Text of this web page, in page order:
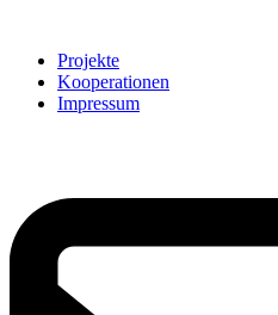
Projekte
Kooperationen
Impressum